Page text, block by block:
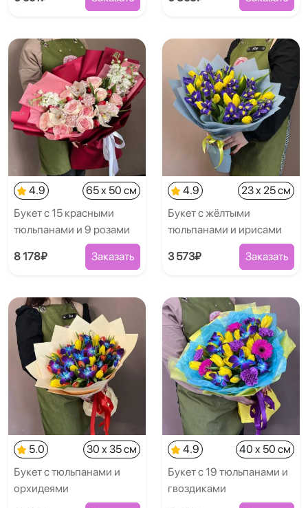
4.9
65 x 50 см
Букет с 15 красными
тюльпанами и 9 розами
8 178₽ Заказать
4.9
23 x 25 см
Букет с жёлтыми
тюльпанами и ирисами
3 573₽ Заказать
5.0
30 x 35 см
Букет с тюльпанами и
орхидеями
4.9
40 x 50 см
Букет с 19 тюльпанами и
гвоздиками